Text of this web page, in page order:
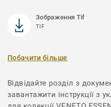
Зображення Tif
TIF
Побачити більше
Відвідайте розділ з
завантажити інструкції з